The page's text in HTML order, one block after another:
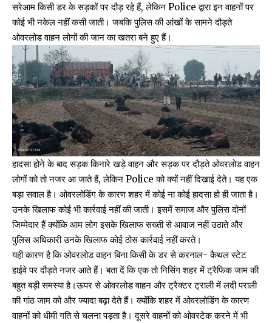
सरेआम किसी डर के सड़कों पर दौड़ रहे हैं, लेकिन Police द्वारा इन वाहनों पर
कोई भी नकेल नहीं कसी जाती। जबकि पुलिस की आंखों के सामने दौड़ते
ओवरलोड वाहन लोगों की जान का खतरा बने हुए हैं।
हादसा होने के बाद सड़क किनारे खड़े वाहन और सड़क पर दौड़ते ओवरलोड वाहन
लोगों को तो नजर आ जाते हैं, लेकिन Police को क्यों नहीं दिखाई देते। यह एक
बड़ा सवाल है। ओवरलोडिंग के कारण शहर में कोई ना कोई हादसा हो ही जाता है।
उनके खिलाफ कोई भी कार्रवाई नहीं की जाती‌। इसमें समाज और पुलिस दोनों
जिम्मेदार हैं क्योंकि आम लोग इसके खिलाफ सख्ती से आवाज नहीं उठाते और
पुलिस अधिकारी उनके खिलाफ कोई ठोस कार्रवाई नहीं करते।
यही कारण है कि ओवरलोड वाहन बिना किसी के डर से करनाल- कैथल स्टेट
हाईवे पर दौड़ते नजर आते हैं। बता दें कि एक तो निसिंग शहर में ट्रैफिक जाम की
बहुत बड़ी समस्या है।ऊपर से ओवरलोड वाहन और ट्रैक्टर ट्राली में लदी पराली
की गांठ जाम को और ज्यादा बढ़ा देते हैं। क्योंकि शहर में ओवरलोडिंग के कारण
वाहनों को धीमी गति से चलना पड़ता है। दूसरे वाहनों को ओवरटेक करने में भी